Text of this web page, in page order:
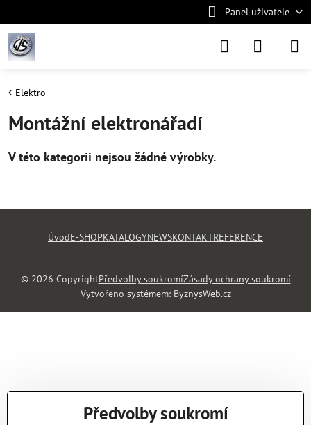
Panel uživatele
Elektro
Montážní elektronářadí
ÚvodE-SHOPKATALOGYNEWSKONTAKTREFERENCE
© 2026 CopyrightPředvolby soukromíZásady ochrany soukromí
Vytvořeno systémem: ByznysWeb.cz
Předvolby soukromí